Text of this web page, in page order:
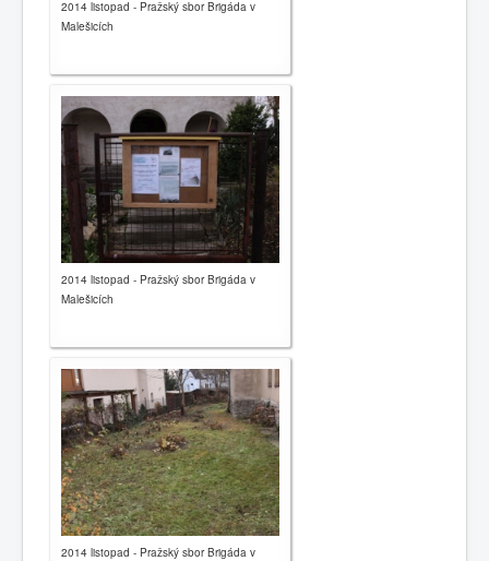
2014 listopad - Pražský sbor Brigáda v
Malešicích
2014 listopad - Pražský sbor Brigáda v
Malešicích
2014 listopad - Pražský sbor Brigáda v